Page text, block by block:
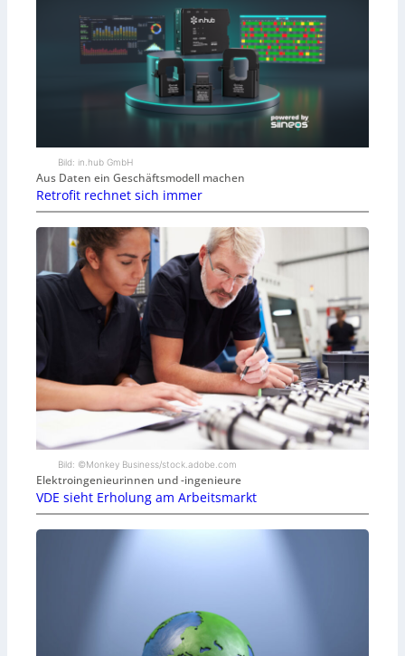
Bild: in.hub GmbH
Aus Daten ein Geschäftsmodell machen
Retrofit rechnet sich immer
Bild: ©Monkey Business/stock.adobe.com
Elektroingenieurinnen und -ingenieure
VDE sieht Erholung am Arbeitsmarkt